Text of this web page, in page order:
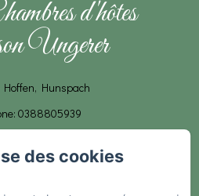
d'hôtes
Ungerer
Hoffen, Hunspach
0388805939
des cookies